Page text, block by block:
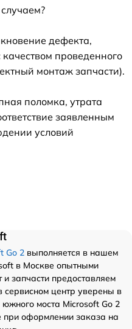
дефекта,
проведенного
монтаж запчасти).
поломка, утрата
заявленным
условий
Go 2 выполняется в нашем
в Москве опытными
запчасти предоставляем
центр уверены в
моста Microsoft Go 2
при оформлении заказа на